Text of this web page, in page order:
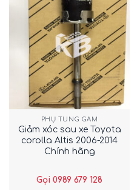
PHỤ TÙNG GẦM
Giảm xóc sau xe Toyota
corolla Altis 2006-2014
Chính hãng
Gọi 0989 679 128